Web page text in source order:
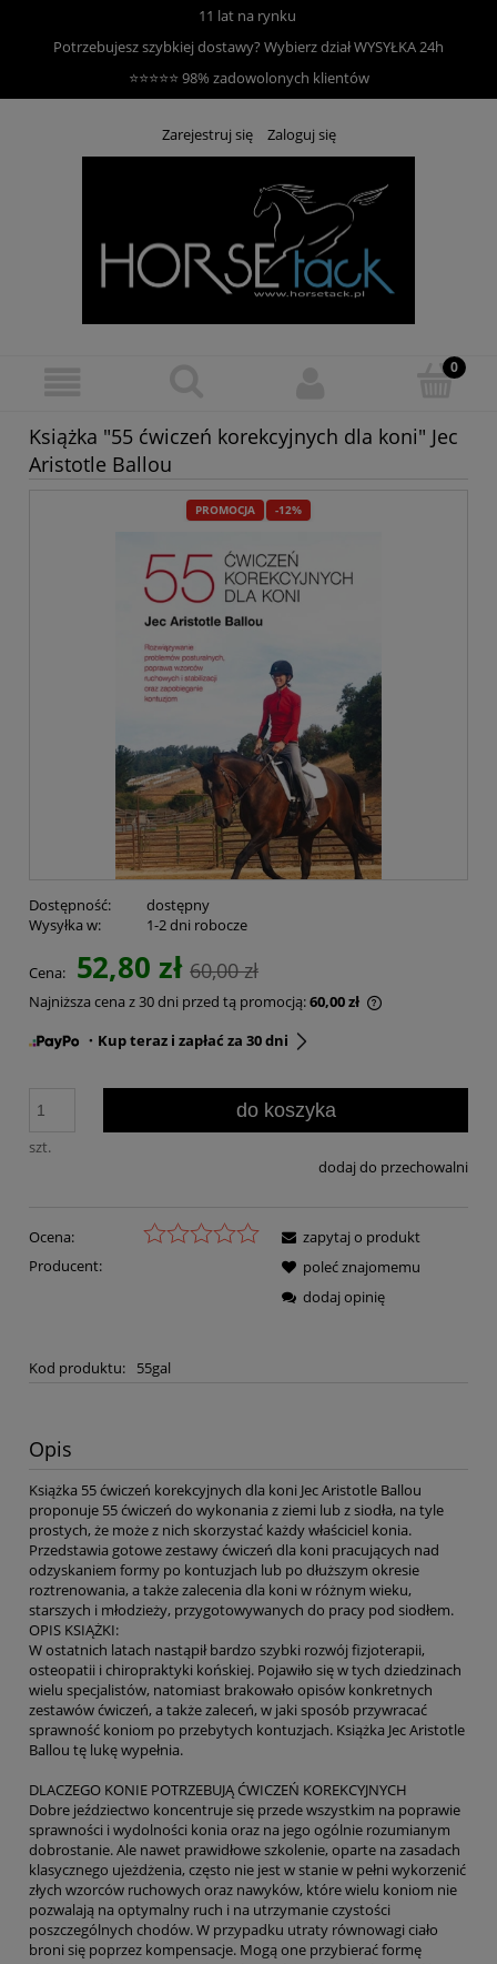
11 lat na rynku
Potrzebujesz szybkiej dostawy? Wybierz działWYSYŁKA 24h
⭐⭐⭐⭐⭐ 98% zadowolonych klientów
Zarejestruj się Zaloguj się
Książka "55 ćwiczeń korekcyjnych dla koni" Jec
Aristotle Ballou
PROMOCJA -12%
Dostępność:
dostępny
Wysyłka w:
1-2 dni robocze
Cena: 52,80 zł 60,00 zł
Najniższa cena z 30 dni przed tą promocją:60,00 zł
・Kup teraz i zapłać za 30 dni
szt.
do koszyka
dodaj do przechowalni
Ocena:
Producent:
Kod produktu: 55gal
zapytaj o produkt
poleć znajomemu
dodaj opinię
Opis
Książka 55 ćwiczeń korekcyjnych dla koni Jec Aristotle Ballou
proponuje 55 ćwiczeń do wykonania z ziemi lub z siodła, na tyle
prostych, że może z nich skorzystać każdy właściciel konia.
Przedstawia gotowe zestawy ćwiczeń dla koni pracujących nad
odzyskaniem formy po kontuzjach lub po dłuższym okresie
roztrenowania, a także zalecenia dla koni w różnym wieku,
starszych i młodzieży, przygotowywanych do pracy pod siodłem.
OPIS KSIĄŻKI:
W ostatnich latach nastąpił bardzo szybki rozwój fizjoterapii,
osteopatii i chiropraktyki końskiej. Pojawiło się w tych dziedzinach
wielu specjalistów, natomiast brakowało opisów konkretnych
zestawów ćwiczeń, a także zaleceń, w jaki sposób przywracać
sprawność koniom po przebytych kontuzjach. Książka Jec Aristotle
Ballou tę lukę wypełnia.
DLACZEGO KONIE POTRZEBUJĄ ĆWICZEŃ KOREKCYJNYCH
Dobre jeździectwo koncentruje się przede wszystkim na poprawie
sprawności i wydolności konia oraz na jego ogólnie rozumianym
dobrostanie. Ale nawet prawidłowe szkolenie, oparte na zasadach
klasycznego ujeżdżenia, często nie jest w stanie w pełni wykorzenić
złych wzorców ruchowych oraz nawyków, które wielu koniom nie
pozwalają na optymalny ruch i na utrzymanie czystości
poszczególnych chodów. W przypadku utraty równowagi ciało
broni się poprzez kompensacje. Mogą one przybierać formę